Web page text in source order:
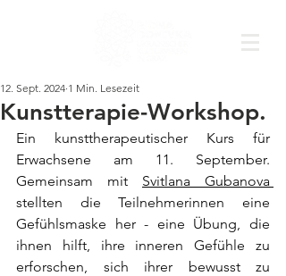
Kunstterapie-Workshop.
12. Sept. 2024 1 Min. Lesezeit
Ein kunsttherapeutischer Kurs für
Erwachsene am 11. September.
Gemeinsam mit
stellten die Teilnehmerinnen eine
Gefühlsmaske her - eine Übung, die
ihnen hilft, ihre inneren Gefühle zu
erforschen, sich ihrer bewusst zu